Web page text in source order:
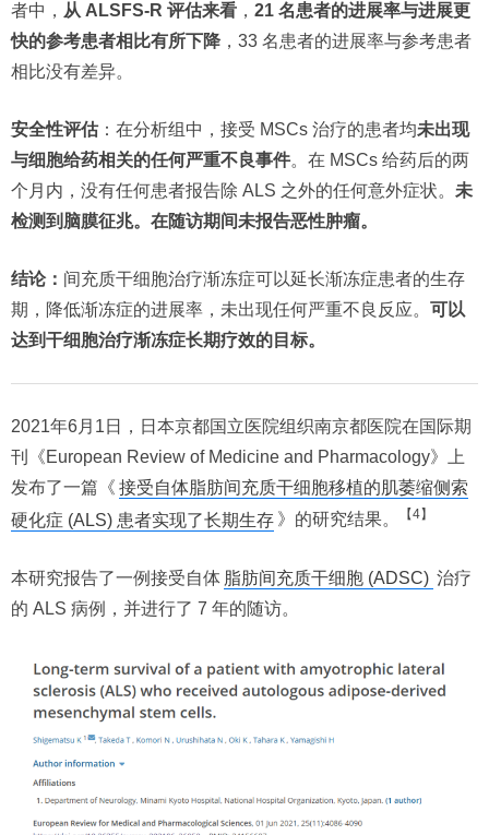
者中， 从 ALSFS-R 评估来看 ， 21 名患者的进展率与进展更
快的参考患者相比有所下降 ，33 名患者的进展率与参考患者
相比没有差异。
安全性评估：在分析组中，接受 MSCs 治疗的患者均未出现
与细胞给药相关的任何严重不良事件。在 MSCs 给药后的两
个月内，没有任何患者报告除 ALS 之外的任何意外症状。 未
检测到脑膜征兆。在随访期间未报告恶性肿瘤。
结论： 间充质干细胞治疗渐冻症可以延长渐冻症患者的生存
期，降低渐冻症的进展率，未出现任何严重不良反应。 可以
达到干细胞治疗渐冻症长期疗效的目标。
2021年6月1日，日本京都国立医院组织南京都医院在国际期
刊《European Review of Medicine and Pharmacology》上
发布了一篇《 接受自体脂肪间充质干细胞移植的肌萎缩侧索
硬化症 (ALS) 患者实现了长期生存 》的研究结果。 【4】
本研究报告了一例接受自体 脂肪间充质干细胞 (ADSC) 治疗
的 ALS 病例，并进行了 7 年的随访。